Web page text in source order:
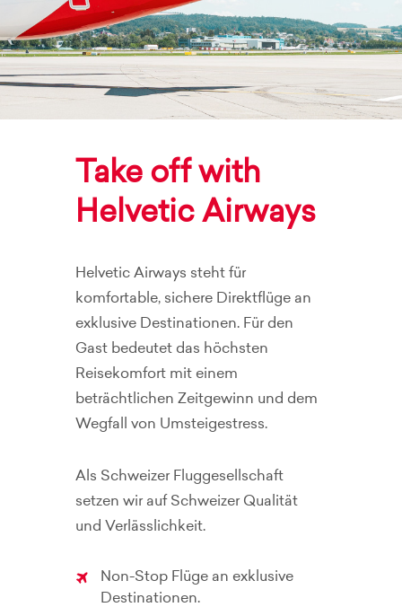
Take off with
Helvetic Airways
Helvetic Airways steht für
komfortable, sichere Direktflüge an
exklusive Destinationen. Für den
Gast bedeutet das höchsten
Reisekomfort mit einem
beträchtlichen Zeitgewinn und dem
Wegfall von Umsteigestress.
Als Schweizer Fluggesellschaft
setzen wir auf Schweizer Qualität
und Verlässlichkeit.
Non-Stop Flüge an exklusive
Destinationen.